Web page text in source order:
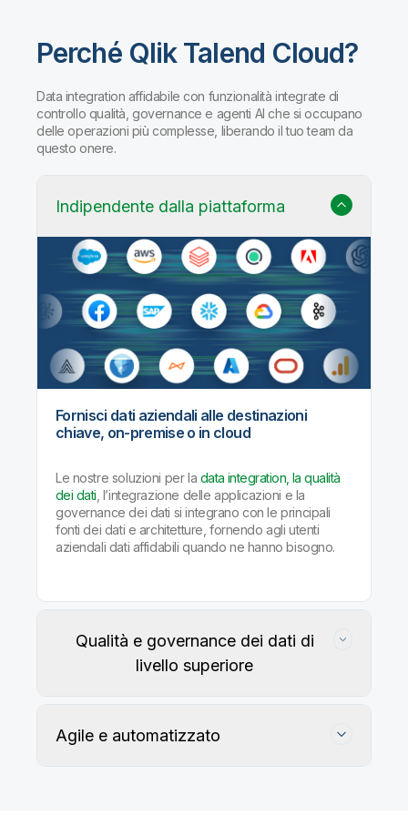
Perché Qlik Talend Cloud?
Data integration affidabile con funzionalità integrate di
controllo qualità, governance e agenti AI che si occupano
delle operazioni più complesse, liberando il tuo team da
questo onere.
Indipendente dalla piattaforma
Fornisci dati aziendali alle destinazioni
chiave, on-premise o in cloud
Le nostre soluzioni per la data integration, la qualità
dei dati , l’integrazione delle applicazioni e la
governance dei dati si integrano con le principali
fonti dei dati e architetture, fornendo agli utenti
aziendali dati affidabili quando ne hanno bisogno.
Qualità e governance dei dati di
livello superiore
Agile e automatizzato